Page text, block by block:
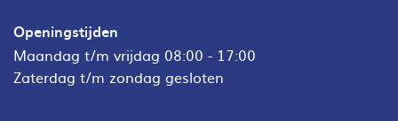
Openingstijden
Maandag t/m vrijdag 08:00 - 17:00
Zaterdag t/m zondag gesloten